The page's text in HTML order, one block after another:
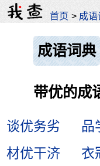
首页 > 成语
成语词典
带优的成
谈优务劣 品
材优干济
衣